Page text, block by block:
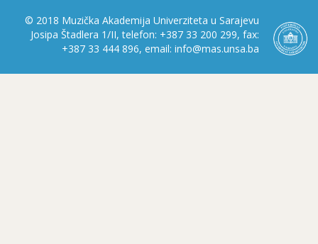
© 2018 Muzička Akademija Univerziteta u Sarajevu
Josipa Štadlera 1/II, telefon: +387 33 200 299, fax:
+387 33 444 896, email: info@mas.unsa.ba